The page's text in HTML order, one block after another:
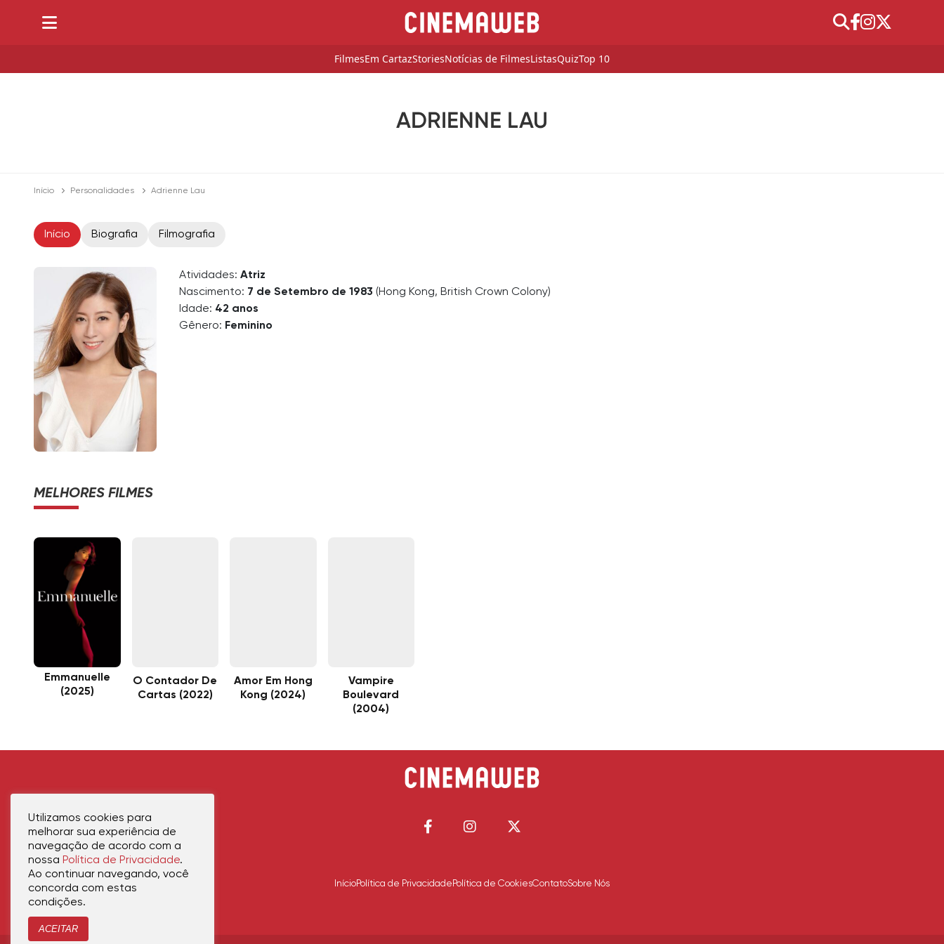
FilmesEm CartazStoriesNotícias de FilmesListasQuizTop 10
ADRIENNE LAU
Início Personalidades Adrienne Lau
Início Biografia Filmografia
Atividades: Atriz
Nascimento: 7 de Setembro de 1983 (Hong Kong, British Crown Colony)
Idade: 42 anos
Gênero: Feminino
MELHORES FILMES
Emmanuelle
(2025)
O Contador De
Cartas (2022)
Amor Em Hong
Kong (2024)
Vampire
Boulevard
(2004)
InícioPolítica de Privacidade Política de CookiesContatoSobre Nós
Utilizamos cookies para
melhorar sua experiência de
navegação de acordo com a
nossa Política de Privacidade.
Ao continuar navegando, você
concorda com estas
condições.
ACEITAR